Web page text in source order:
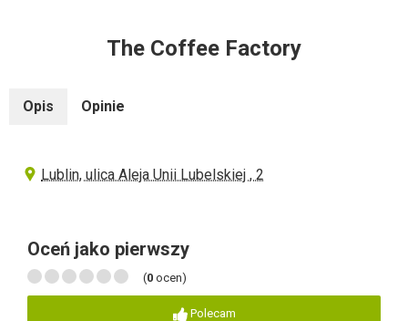
The Coffee Factory
Opis Opinie
Lublin, ulica Aleja Unii Lubelskiej , 2
Oceń jako pierwszy
(0 ocen)
Polecam